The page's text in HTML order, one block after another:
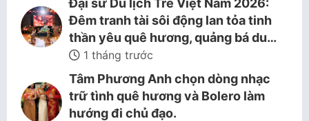
Đại sứ Du lịch Trẻ Việt Nam 2026:
Đêm tranh tài sôi động lan tỏa tinh
thần yêu quê hương, quảng bá du…
1 tháng trước
Tâm Phương Anh chọn dòng nhạc
trữ tình quê hương và Bolero làm
hướng đi chủ đạo.